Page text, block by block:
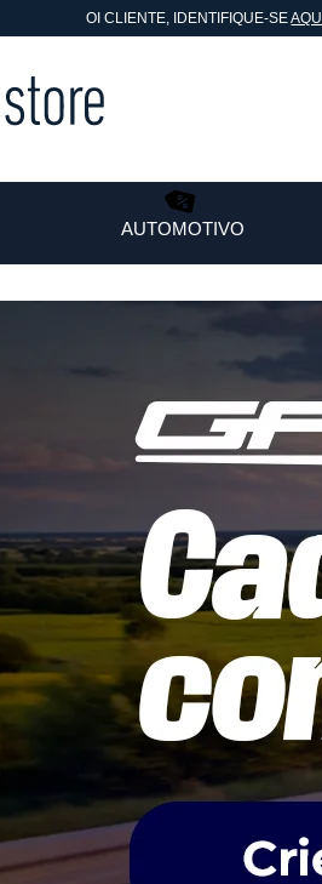
OICLIENTE, IDENTIFIQUE-SEAQUI
AUTOMOTIVO